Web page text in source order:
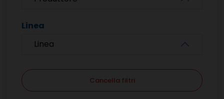
Linea
Linea
Cancella filtri